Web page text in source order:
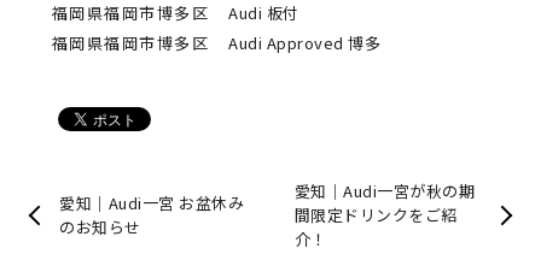
福岡県福岡市博多区
Audi 板付
福岡県福岡市博多区
Audi Approved 博多
愛知｜Audi一宮 お盆休み
のお知らせ
愛知｜Audi一宮が秋の期
間限定ドリンクをご紹
介！